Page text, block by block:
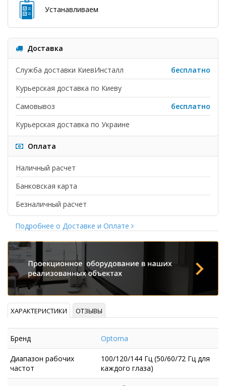
Устанавливаем
Доставка
Служба доставки КиевИнсталл
бесплатно
Курьерская доставка по Киеву
Самовывоз
бесплатно
Курьерская доставка по Украине
Оплата
Наличный расчет
Банковская карта
Безналичный расчет
Подробнее о Доставке и Оплате
ХАРАКТЕРИСТИКИ ОТЗЫВЫ
Бренд Optoma
Диапазон рабочих
частот
100/120/144 Гц (50/60/72 Гц для
каждого глаза)